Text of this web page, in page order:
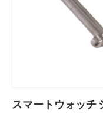
スマートウォッチ